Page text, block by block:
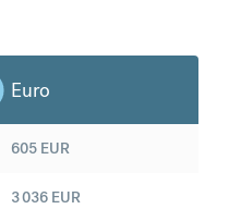
Euro
605 EUR
3 036 EUR